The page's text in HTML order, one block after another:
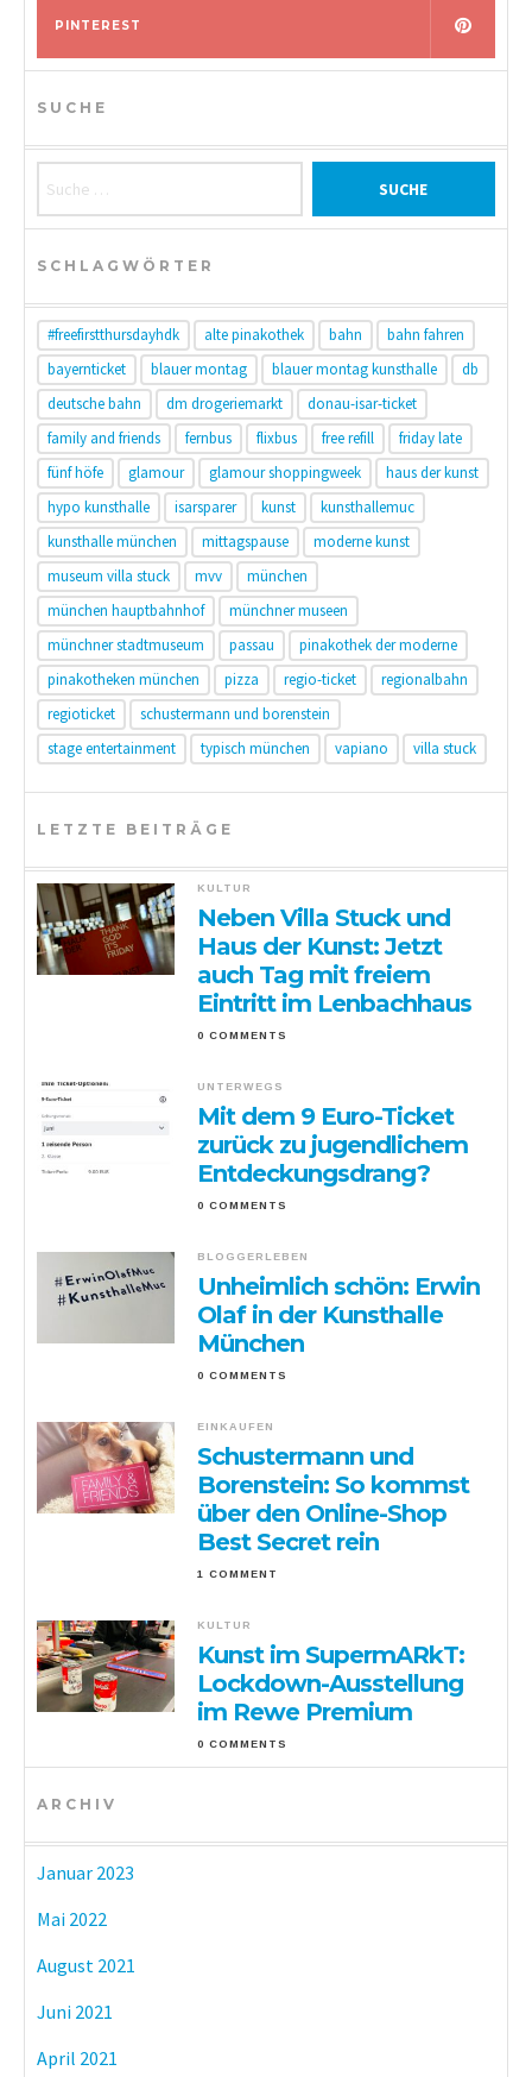
PINTEREST
SUCHE
SCHLAGWÖRTER
#freefirstthursdayhdk alte pinakothek bahn
bahn fahren
bayernticket
blauer montag blauer montag kunsthalle
db
deutsche bahn
dm drogeriemarkt
donau-isar-ticket
family and friends
fernbus flixbus free refill
friday late
fünf höfe
glamour glamour shoppingweek
haus der kunst
hypo kunsthalle
isarsparer kunst
kunsthallemuc
kunsthalle münchen
mittagspause
moderne kunst
museum villa stuck
mvv
münchen
münchen hauptbahnhof
münchner museen
münchner stadtmuseum
passau
pinakothek der moderne
pinakotheken münchen
pizza regio-ticket
regionalbahn
regioticket
schustermann und borenstein
stage entertainment
typisch münchen vapiano villa stuck
LETZTE BEITRÄGE
KULTUR
Neben Villa Stuck und
Haus der Kunst: Jetzt
auch Tag mit freiem
Eintritt im Lenbachhaus
0 COMMENTS
UNTERWEGS
Mit dem 9 Euro-Ticket
zurück zu jugendlichem
Entdeckungsdrang?
0 COMMENTS
BLOGGERLEBEN
Unheimlich schön: Erwin
Olaf in der Kunsthalle
München
0 COMMENTS
EINKAUFEN
Schustermann und
Borenstein: So kommst
über den Online-Shop
Best Secret rein
1 COMMENT
KULTUR
Kunst im SupermARkT:
Lockdown-Ausstellung
im Rewe Premium
0 COMMENTS
ARCHIV
Januar 2023
Mai 2022
August 2021
Juni 2021
April 2021